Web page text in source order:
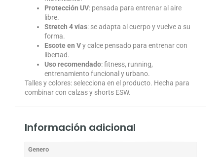
Protección UV: pensada para entrenar al aire
libre.
Stretch 4 vías: se adapta al cuerpo y vuelve a su
forma.
Escote en Vy calce pensado para entrenar con
libertad.
Uso recomendado: fitness, running,
entrenamiento funcional y urbano.
Talles y colores: selecciona en el producto. Hecha para
combinar con calzas y shorts ESW.
Información adicional
Genero